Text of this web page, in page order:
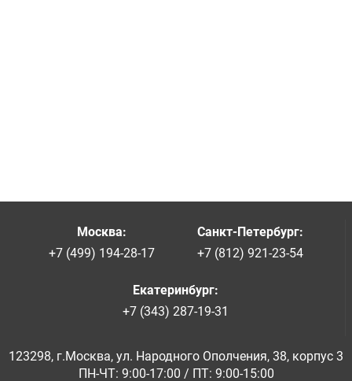
Москва:
+7 (499) 194-28-17
Санкт-Петербург:
+7 (812) 921-23-54
Екатеринбург:
+7 (343) 287-19-31
123298, г.Москва, ул. Народного Ополчения, 38, корпус 3
ПН-ЧТ: 9:00-17:00 / ПТ: 9:00-15:00